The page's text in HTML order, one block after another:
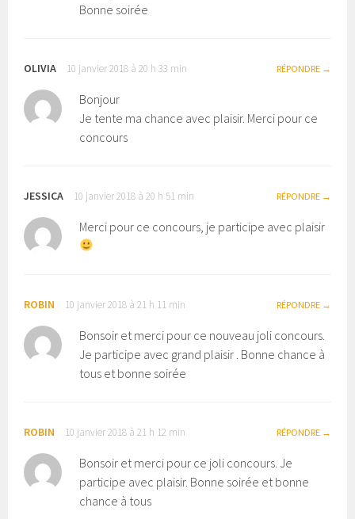
Bonne soirée
OLIVIA 10 janvier 2018 à 20 h 33 min RÉPONDRE
Bonjour
Je tente ma chance avec plaisir. Merci pour ce
concours
JESSICA 10 janvier 2018 à 20 h 51 min RÉPONDRE
Merci pour ce concours, je participe avec plaisir
ROBIN 10 janvier 2018 à 21 h 11 min RÉPONDRE
Bonsoir et merci pour ce nouveau joli concours.
Je participe avec grand plaisir . Bonne chance à
tous et bonne soirée
ROBIN 10 janvier 2018 à 21 h 12 min RÉPONDRE
Bonsoir et merci pour ce joli concours. Je
participe avec plaisir. Bonne soirée et bonne
chance à tous